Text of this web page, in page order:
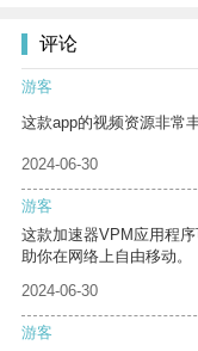
评论
游客
这款app的视频资源非常
2024-06-30
游客
这款加速器VPM应用程
助你在网络上自由移动。
2024-06-30
游客